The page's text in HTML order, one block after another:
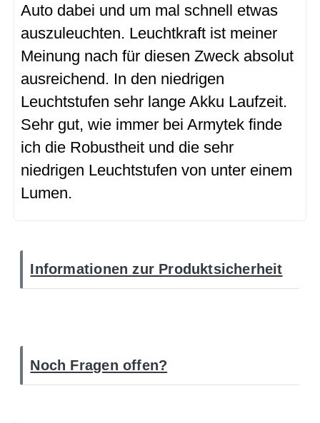
Auto dabei und um mal schnell etwas
auszuleuchten. Leuchtkraft ist meiner
Meinung nach für diesen Zweck absolut
ausreichend. In den niedrigen
Leuchtstufen sehr lange Akku Laufzeit.
Sehr gut, wie immer bei Armytek finde
ich die Robustheit und die sehr
niedrigen Leuchtstufen von unter einem
Lumen.
Informationen zur Produktsicherheit
Noch Fragen offen?